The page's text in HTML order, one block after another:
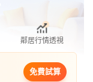
鄰居行情透視
免費試算